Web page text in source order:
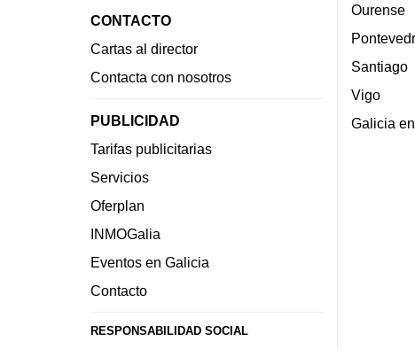
CONTACTO
Cartas al director
Contacta con nosotros
PUBLICIDAD
Tarifas publicitarias
Servicios
Oferplan
INMOGalia
Eventos en Galicia
Contacto
RESPONSABILIDAD SOCIAL
Ourense
Santiago
Vigo
Galicia